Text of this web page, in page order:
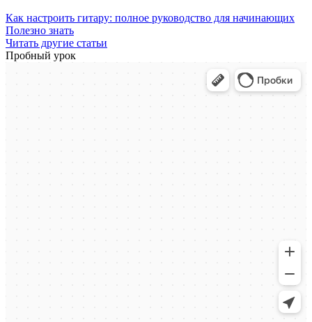
Как настроить гитару: полное руководство для начинающих
Полезно знать
Читать другие статьи
Пробный урок